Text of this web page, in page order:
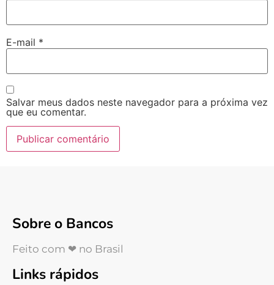
E-mail *
Salvar meus dados neste navegador para a próxima vez
que eu comentar.
Sobre o Bancos
Feito com ❤ no Brasil
Links rápidos